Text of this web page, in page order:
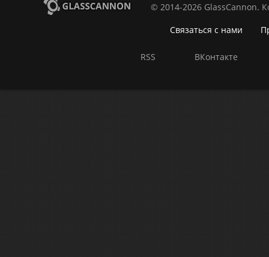
© 2014-2026 GlassCannon.
Связаться с нами
RSS ВКонтакте